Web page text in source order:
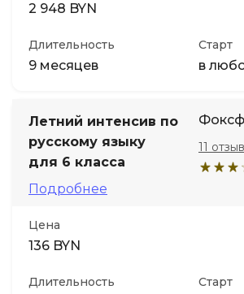
2 948 BYN
Длительность
9 месяцев
Старт
в
Летний интенсив по
русскому языку
для 6 класса
Подробнее
11
Цена
136 BYN
Длительность Старт